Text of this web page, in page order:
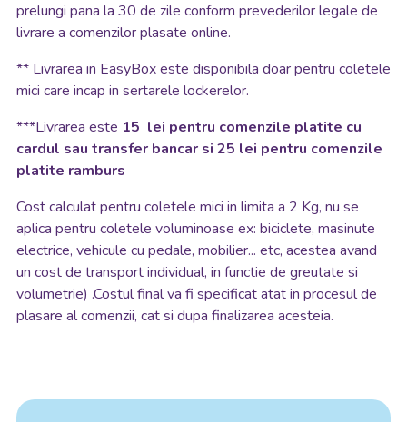
prelungi pana la 30 de zile conform prevederilor legale de
livrare a comenzilor plasate online.
** Livrarea in EasyBox este disponibila doar pentru coletele
mici care incap in sertarele lockerelor.
***Livrarea este 15 lei pentru comenzile platite cu
cardul sau transfer bancar si 25 lei pentru comenzile
platite ramburs
Cost calculat pentru coletele mici in limita a 2 Kg, nu se
aplica pentru coletele voluminoase ex: biciclete, masinute
electrice, vehicule cu pedale, mobilier... etc, acestea avand
un cost de transport individual, in functie de greutate si
volumetrie) .Costul final va fi specificat atat in procesul de
plasare al comenzii, cat si dupa finalizarea acesteia.